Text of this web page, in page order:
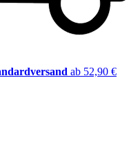
ab 52,90 €